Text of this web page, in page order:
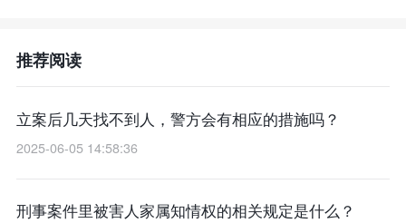
推荐阅读
立案后几天找不到人，警方会有相应的措施吗？
2025-06-05 14:58:36
刑事案件里被害人家属知情权的相关规定是什么？